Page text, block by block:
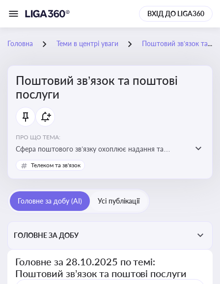
ВХІД ДО LIGA360
Головна Теми в центрі уваги Поштовий зв’язок та поштові послуги
Поштовий зв’язок та поштові
послуги
ПРО ЩО ТЕМА:
Сфера поштового зв’язку охоплює надання та
контроль послуг поштового обслуговування, що
регулюється спеціальним законодавством. Для
ліцензійних умов, участі в державних реєстрах і
забезпечення прав споживачів.
Телеком та зв'язок
Головне за добу (AI) Усі публікації
ГОЛОВНЕ ЗА ДОБУ
Головне за 28.10.2025 по темі:
Поштовий зв’язок та поштові послуги